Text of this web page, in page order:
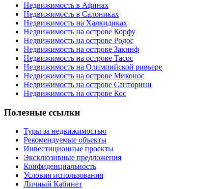
Недвижимость в Афинах
Недвижимость в Салониках
Недвижимость на Халкидиках
Недвижимость на острове Корфу
Недвижимость на острове Родос
Недвижимость на острове Закинф
Недвижимость на острове Тасос
Недвижимость на Олимпийской ривьере
Недвижимость на острове Миконос
Недвижимость на острове Санторини
Недвижимость на острове Кос
Полезные ссылки
Туры за недвижимостью
Рекомендуемые объекты
Инвестиционные проекты
Эксклюзивные предложения
Конфиденциальность
Условия использования
Личный Кабинет